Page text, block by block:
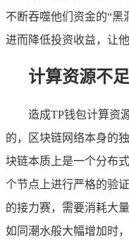
不断吞噬他们资金的“黑
进而降低投资收益，让
计算资源不
造成TP钱包计算资
的，区块链网络本身的
块链本质上是一个分布
个节点上进行严格的验
的接力赛，需要消耗大
如同潮水般大幅增加时